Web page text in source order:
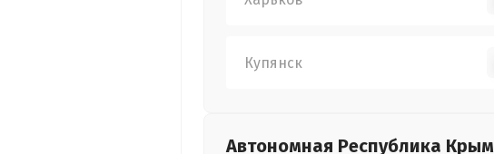
Купянск
Автономная Республика Крым